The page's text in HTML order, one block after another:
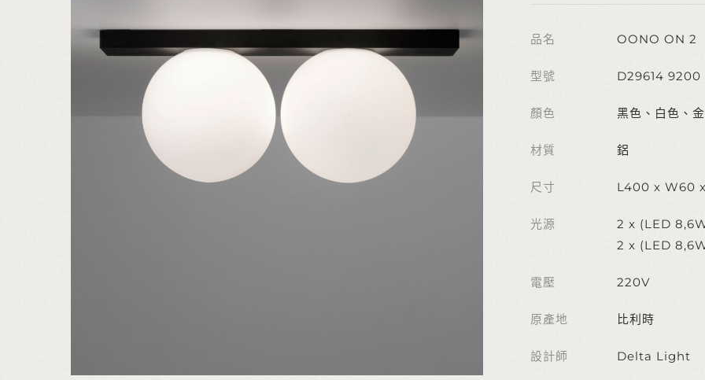
品名 OONO ON 2
型號 D29614 9200
顏色 黑色、白色、
材質 鋁
尺寸 L400 x W60
光源
2 x (LED
2 x (LED
電壓 220V
原產地 比利時
設計師 Delta Light